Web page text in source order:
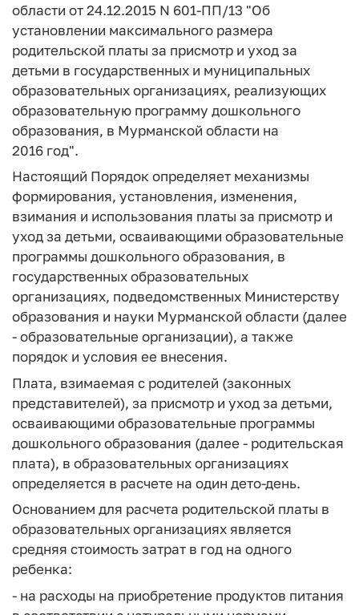
области от 24.12.2015 N 601-ПП/13 "Об
установлении максимального размера
родительской платы за присмотр и уход за
детьми в государственных и муниципальных
образовательных организациях, реализующих
образовательную программу дошкольного
образования, в Мурманской области на
2016 год".
Настоящий Порядок определяет механизмы
формирования, установления, изменения,
взимания и использования платы за присмотр и
уход за детьми, осваивающими образовательные
программы дошкольного образования, в
государственных образовательных
организациях, подведомственных Министерству
образования и науки Мурманской области (далее
- образовательные организации), а также
порядок и условия ее внесения.
Плата, взимаемая с родителей (законных
представителей), за присмотр и уход за детьми,
осваивающими образовательные программы
дошкольного образования (далее - родительская
плата), в образовательных организациях
определяется в расчете на один дето-день.
Основанием для расчета родительской платы в
образовательных организациях является
средняя стоимость затрат в год на одного
ребенка:
- на расходы на приобретение продуктов питания